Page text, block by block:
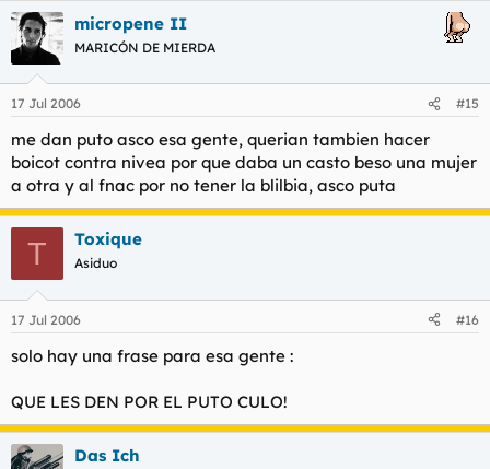
micropene II
MARICÓN DE MIERDA
17 Jul 2006 #15
me dan puto asco esa gente, querian tambien hacer
boicot contra nivea por que daba un casto beso una mujer
a otra y al fnac por no tener la blilbia, asco puta
T Toxique
Asiduo
17 Jul 2006 #16
solo hay una frase para esa gente :
QUE LES DEN POR EL PUTO CULO!
Das Ich